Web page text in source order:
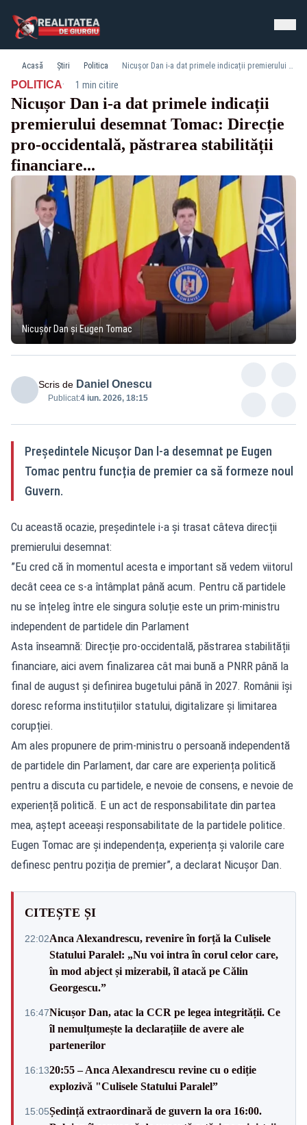
Acasă Știri Politica Nicușor Dan i-a dat primele indicații premierului desemnat Tomac: Direcție pro-occidentală, păstrarea stabilității financiare...
POLITICA· 1 min citire
Nicușor Dan i-a dat primele indicații
premierului desemnat Tomac: Direcție
pro-occidentală, păstrarea stabilității
financiare...
Nicușor Dan și Eugen Tomac
Scris de Daniel Onescu
Publicat:4 iun. 2026, 18:15
Președintele Nicușor Dan l-a desemnat pe Eugen
Tomac pentru funcția de premier ca să formeze noul
Guvern.
Cu această ocazie, președintele i-a și trasat câteva direcții
premierului desemnat:
”Eu cred că în momentul acesta e important să vedem viitorul
decât ceea ce s-a întâmplat până acum. Pentru că partidele
nu se înțeleg între ele singura soluție este un prim-ministru
independent de partidele din Parlament
Asta înseamnă: Direcție pro-occidentală, păstrarea stabilității
financiare, aici avem finalizarea cât mai bună a PNRR până la
final de august și definirea bugetului până în 2027. Românii își
doresc reforma instituțiilor statului, digitalizare și limitarea
corupției.
Am ales propunere de prim-ministru o persoană independentă
de partidele din Parlament, dar care are experiența politică
pentru a discuta cu partidele, e nevoie de consens, e nevoie de
experiență politică. E un act de responsabilitate din partea
mea, aștept aceeași responsabilitate de la partidele politice.
Eugen Tomac are și independența, experiența și valorile care
definesc pentru poziția de premier”, a declarat Nicușor Dan.
CITEȘTE ȘI
22:02Anca Alexandrescu, revenire în forță la Culisele
Statului Paralel: „Nu voi intra în corul celor care,
în mod abject și mizerabil, îl atacă pe Călin
Georgescu.”
16:47Nicușor Dan, atac la CCR pe legea integrității. Ce
îl nemulțumește la declarațiile de avere ale
partenerilor
16:1320:55 – Anca Alexandrescu revine cu o ediție
explozivă "Culisele Statului Paralel”
15:05Ședință extraordinară de guvern la ora 16:00.